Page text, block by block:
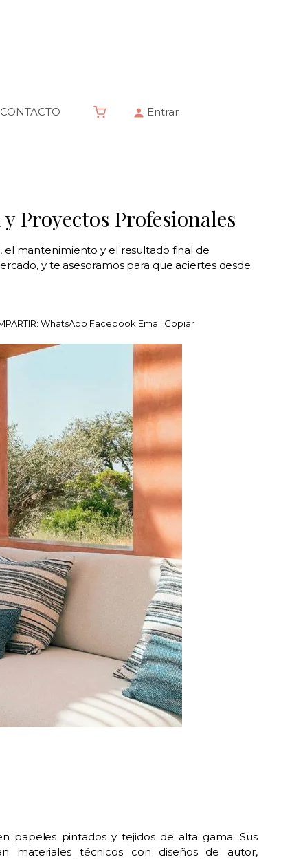
CONTACTO Entrar
Proyectos Profesionales
el mantenimiento y el resultado final de
y te asesoramos para que aciertes desde
WhatsApp Facebook Email Copiar
papeles pintados y tejidos de alta gama. Sus
materiales técnicos con diseños de autor,